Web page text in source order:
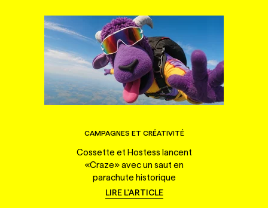
CAMPAGNES ET CRÉATIVITÉ
Cossette et Hostess lancent
«Craze» avec un saut en
parachute historique
LIRE L'ARTICLE